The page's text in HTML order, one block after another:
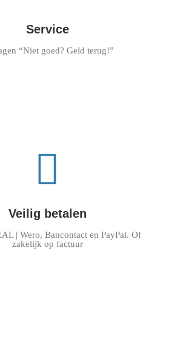
Service
“Niet goed? Geld terug!”
Veilig betalen
| Wero, Bancontact en PayPal. Of
zakelijk op factuur